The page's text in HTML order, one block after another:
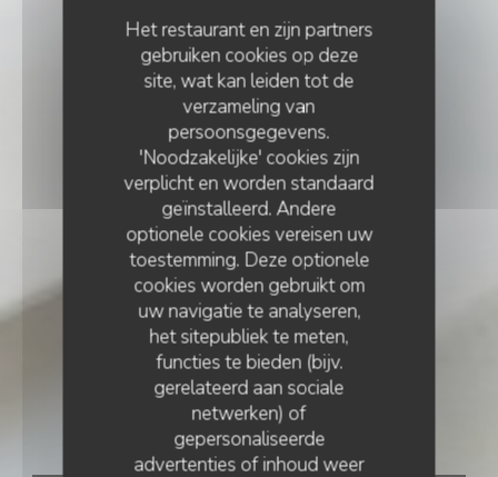
Het restaurant en zijn partners
gebruiken cookies op deze
site, wat kan leiden tot de
verzameling van
persoonsgegevens.
'Noodzakelijke' cookies zijn
verplicht en worden standaard
geïnstalleerd. Andere
optionele cookies vereisen uw
toestemming. Deze optionele
cookies worden gebruikt om
uw navigatie te analyseren,
het sitepubliek te meten,
functies te bieden (bijv.
gerelateerd aan sociale
netwerken) of
gepersonaliseerde
advertenties of inhoud weer